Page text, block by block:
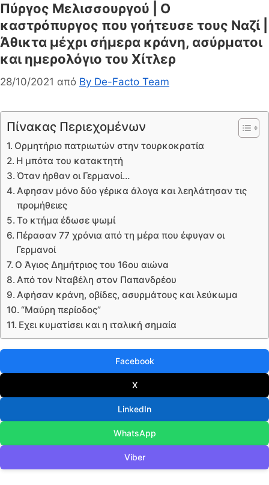
Πύργος Μελισσουργού | Ο
καστρόπυργος που γοήτευσε τους Ναζί |
Άθικτα μέχρι σήμερα κράνη, ασύρματοι
και ημερολόγιο του Χίτλερ
28/10/2021 από By De-Facto Team
Πίνακας Περιεχομένων
Ορμητήριο πατριωτών στην τουρκοκρατία
Η μπότα του κατακτητή
Όταν ήρθαν οι Γερμανοί…
Αφησαν μόνο δύο γέρικα άλογα και λεηλάτησαν τις
προμήθειες
Το κτήμα έδωσε ψωμί
Πέρασαν 77 χρόνια από τη μέρα που έφυγαν οι
Γερμανοί
Ο Άγιος Δημήτριος του 16ου αιώνα
Από τον Νταβέλη στον Παπανδρέου
Αφήσαν κράνη, οβίδες, ασυρμάτους και λεύκωμα
“Μαύρη περίοδος”
Eχει κυματίσει και η ιταλική σημαία
Facebook
X
LinkedIn
WhatsApp
Viber